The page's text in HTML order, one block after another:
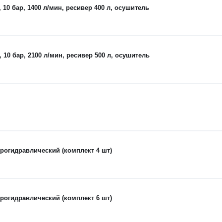
10 бар, 1400 л/мин, ресивер 400 л, осушитель
10 бар, 2100 л/мин, ресивер 500 л, осушитель
(комплект 4 шт)
(комплект 6 шт)